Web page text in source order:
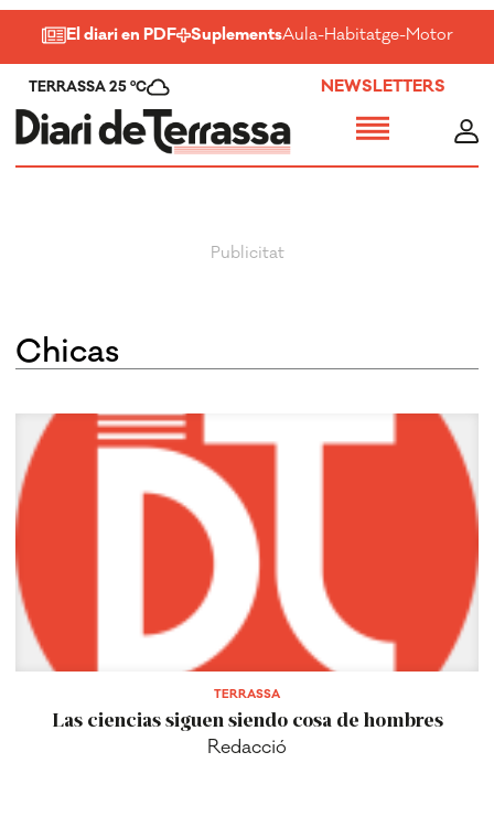
El diari en PDF SuplementsAula-Habitatge-Motor-
TERRASSA 25 ºC NEWSLETTERS
Chicas
TERRASSA
Las ciencias siguen siendo cosa de hombres
Redacció